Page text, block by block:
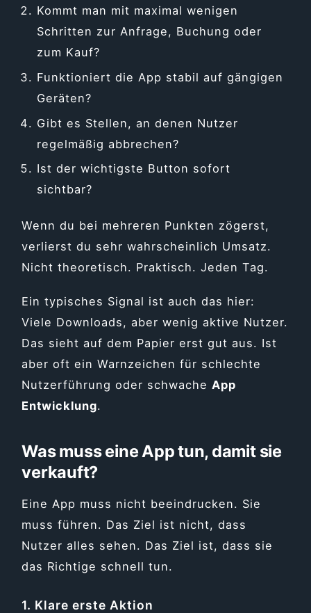
Kommt man mit maximal wenigen
Schritten zur Anfrage, Buchung oder
zum Kauf?
Funktioniert die App stabil auf gängigen
Geräten?
Gibt es Stellen, an denen Nutzer
regelmäßig abbrechen?
Ist der wichtigste Button sofort
sichtbar?
Wenn du bei mehreren Punkten zögerst,
verlierst du sehr wahrscheinlich Umsatz.
Nicht theoretisch. Praktisch. Jeden Tag.
Ein typisches Signal ist auch das hier:
Viele Downloads, aber wenig aktive Nutzer.
Das sieht auf dem Papier erst gut aus. Ist
aber oft ein Warnzeichen für schlechte
Nutzerführung oder schwacheApp
Entwicklung.
Was muss eine App tun, damit sie
verkauft?
Eine App muss nicht beeindrucken. Sie
muss führen. Das Ziel ist nicht, dass
Nutzer alles sehen. Das Ziel ist, dass sie
das Richtige schnell tun.
1. Klare erste Aktion